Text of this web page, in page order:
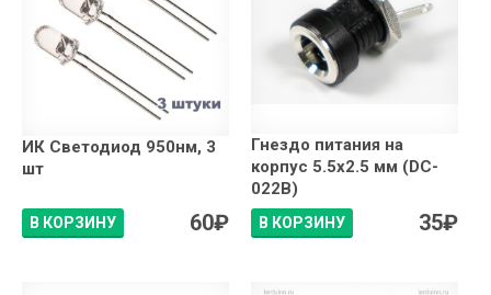
ИК Светодиод 950нм, 3
шт
В КОРЗИНУ 60₽
Гнездо питания на
корпус 5.5x2.5 мм (DC-
022B)
В КОРЗИНУ 35₽